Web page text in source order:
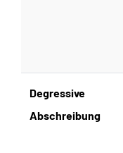
Degressive
Abschreibung